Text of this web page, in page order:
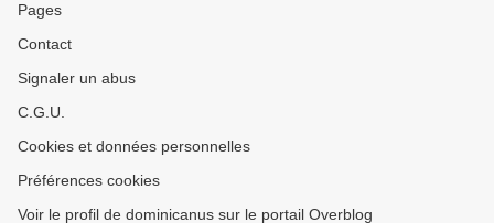
Pages
Contact
Signaler un abus
C.G.U.
Cookies et données personnelles
Préférences cookies
Voir le profil de dominicanus sur le portail Overblog